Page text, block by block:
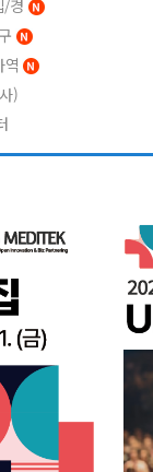
/경
역
)